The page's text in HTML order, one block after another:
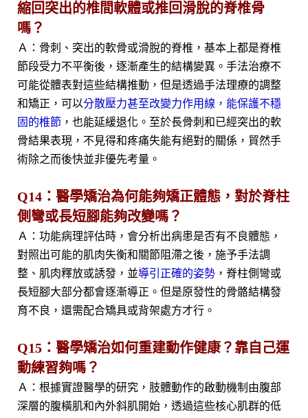
縮回突出的椎間軟體或推回滑脫的脊椎骨
嗎？
Ａ：骨刺、突出的軟骨或滑脫的脊椎，基本上都是脊椎
節段受力不平衡後，逐漸產生的結構變異。手法治療不
可能從體表對這些結構推動，但是透過手法理療的調整
和矯正，可以分散壓力甚至改變力作用線，能保護不穩
固的椎節 ，也能延緩退化。至於長骨刺和已經突出的軟
骨結果表現，不見得和疼痛失能有絕對的關係，貿然手
術除之而後快並非優先考量。
Q14：醫學矯治為何能夠矯正體態，對於脊柱
側彎或長短腳能夠改變嗎？
Ａ：功能病理評估時，會分析出病患是否有不良體態，
對照出可能的肌肉失衡和關節阻滯之後，施予手法調
整、肌肉釋放或誘發，並導引正確的姿勢 ，脊柱側彎或
長短腳大部分都會逐漸導正。但是原發性的骨骼結構發
育不良，還需配合矯具或背架處方才行。
Q15：醫學矯治如何重建動作健康？靠自己運
動練習夠嗎？
Ａ：根據實證醫學的研究，肢體動作的啟動機制由腹部
深層的腹橫肌和內外斜肌開始，透過這些核心肌群的低